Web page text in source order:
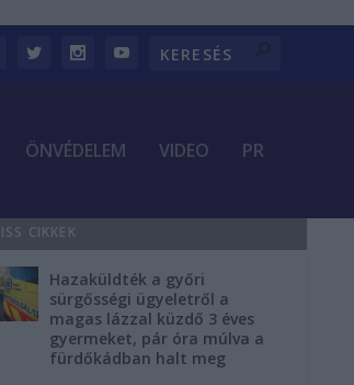
ÖNVÉDELEM VIDEO PR
CIKKEK
Hazaküldték a győri
sürgősségi ügyeletről a
magas lázzal küzdő 3 éves
gyermeket, pár óra múlva a
fürdőkádban halt meg